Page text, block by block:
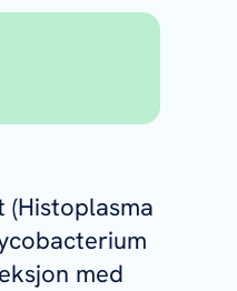
ei
ut
fører
(Histoplasma
med